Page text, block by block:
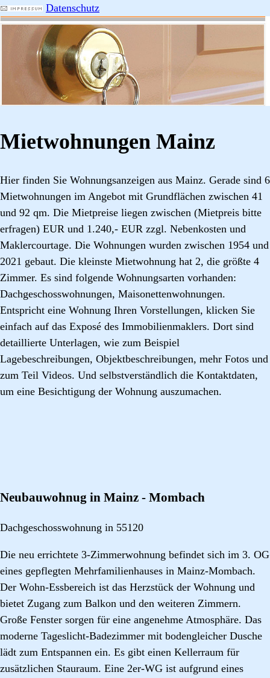
Datenschutz
Mietwohnungen Mainz
Hier finden Sie Wohnungsanzeigen aus Mainz. Gerade sind 6
Mietwohnungen im Angebot mit Grundflächen zwischen 41
und 92 qm. Die Mietpreise liegen zwischen (Mietpreis bitte
erfragen) EUR und 1.240,- EUR zzgl. Nebenkosten und
Maklercourtage. Die Wohnungen wurden zwischen 1954 und
2021 gebaut. Die kleinste Mietwohnung hat 2, die größte 4
Zimmer. Es sind folgende Wohnungsarten vorhanden:
Dachgeschosswohnungen, Maisonettenwohnungen.
Entspricht eine Wohnung Ihren Vorstellungen, klicken Sie
einfach auf das Exposé des Immobilienmaklers. Dort sind
detaillierte Unterlagen, wie zum Beispiel
Lagebeschreibungen, Objektbeschreibungen, mehr Fotos und
zum Teil Videos. Und selbstverständlich die Kontaktdaten,
um eine Besichtigung der Wohnung auszumachen.
Neubauwohnug in Mainz - Mombach
Dachgeschosswohnung in 55120
Die neu errichtete 3-Zimmerwohnung befindet sich im 3. OG
eines gepflegten Mehrfamilienhauses in Mainz-Mombach.
Der Wohn-Essbereich ist das Herzstück der Wohnung und
bietet Zugang zum Balkon und den weiteren Zimmern.
Große Fenster sorgen für eine angenehme Atmosphäre. Das
moderne Tageslicht-Badezimmer mit bodengleicher Dusche
lädt zum Entspannen ein. Es gibt einen Kellerraum für
zusätzlichen Stauraum. Eine 2er-WG ist aufgrund eines